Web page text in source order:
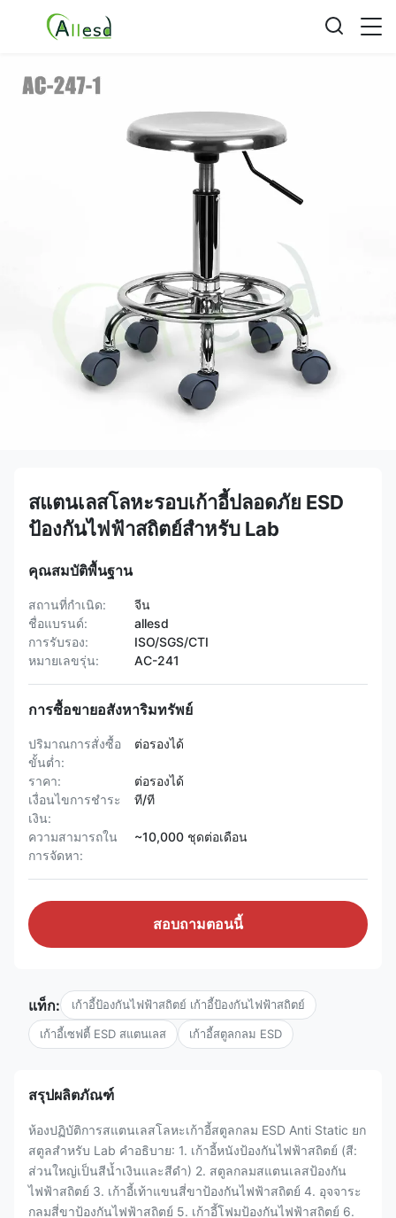
สแตนเลสโลหะรอบเก้าอี้ปลอดภัย ESD
ป้องกันไฟฟ้าสถิตย์สำหรับ Lab
คุณสมบัติพื้นฐาน
สถานที่กำเนิด:
จีน
ชื่อแบรนด์:
allesd
การรับรอง:
ISO/SGS/CTI
หมายเลขรุ่น:
AC-241
การซื้อขายอสังหาริมทรัพย์
ปริมาณการสั่งซื้อ
ขั้นต่ำ:
ต่อรองได้
ราคา:
ต่อรองได้
เงื่อนไขการชำระ
เงิน:
ที/ที
ความสามารถใน
การจัดหา:
~10,000 ชุดต่อเดือน
สอบถามตอนนี้
แท็ก: เก้าอี้ป้องกันไฟฟ้าสถิตย์ เก้าอี้ป้องกันไฟฟ้าสถิตย์
เก้าอี้เซฟตี้ ESD สแตนเลส เก้าอี้สตูลกลม ESD
สรุปผลิตภัณฑ์
ห้องปฏิบัติการสแตนเลสโลหะเก้าอี้สตูลกลม ESD Anti Static ยก
สตูลสำหรับ Lab คำอธิบาย: 1. เก้าอี้หนังป้องกันไฟฟ้าสถิตย์ (สี:
ส่วนใหญ่เป็นสีน้ำเงินและสีดำ) 2. สตูลกลมสแตนเลสป้องกัน
ไฟฟ้าสถิตย์ 3. เก้าอี้เท้าแขนสี่ขาป้องกันไฟฟ้าสถิตย์ 4. อุจจาระ
กลมสี่ขาป้องกันไฟฟ้าสถิตย์ 5. เก้าอี้โฟมป้องกันไฟฟ้าสถิตย์ 6.